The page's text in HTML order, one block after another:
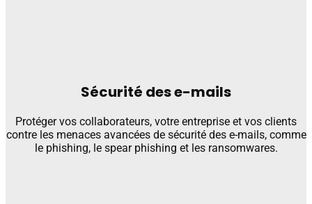
Sécurité des e-mails
Protéger vos collaborateurs, votre entreprise et vos clients
contre les menaces avancées de sécurité des e-mails, comme
le phishing, le spear phishing et les ransomwares.